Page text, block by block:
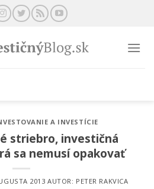
A INVESTÍCIE
striebro, investičná
sa nemusí opakovať
2013 AUTOR: PETER RAKVICA